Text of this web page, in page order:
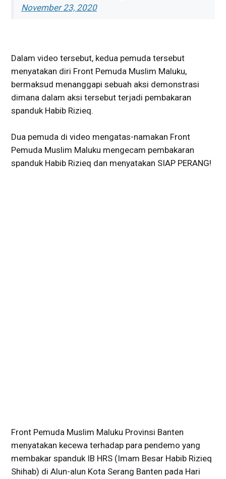
November 23, 2020
Dalam video tersebut, kedua pemuda tersebut
menyatakan diri Front Pemuda Muslim Maluku,
bermaksud menanggapi sebuah aksi demonstrasi
dimana dalam aksi tersebut terjadi pembakaran
spanduk Habib Rizieq.
Dua pemuda di video mengatas-namakan Front
Pemuda Muslim Maluku mengecam pembakaran
spanduk Habib Rizieq dan menyatakan SIAP PERANG!
Front Pemuda Muslim Maluku Provinsi Banten
menyatakan kecewa terhadap para pendemo yang
membakar spanduk IB HRS (Imam Besar Habib Rizieq
Shihab) di Alun-alun Kota Serang Banten pada Hari